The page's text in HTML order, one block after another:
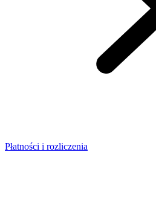
Płatności i rozliczenia